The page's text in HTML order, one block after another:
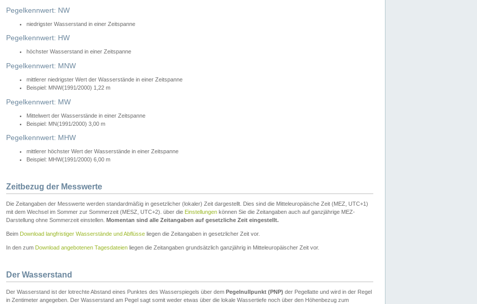
Pegelkennwert: NW
niedrigster Wasserstand in einer Zeitspanne
Pegelkennwert: HW
höchster Wasserstand in einer Zeitspanne
Pegelkennwert: MNW
mittlerer niedrigster Wert der Wasserstände in einer Zeitspanne
Beispiel: MNW(1991/2000) 1,22 m
Pegelkennwert: MW
Mittelwert der Wasserstände in einer Zeitspanne
Beispiel: MN(1991/2000) 3,00 m
Pegelkennwert: MHW
mittlerer höchster Wert der Wasserstände in einer Zeitspanne
Beispiel: MHW(1991/2000) 6,00 m
Zeitbezug der Messwerte
Die Zeitangaben der Messwerte werden standardmäßig in gesetzlicher (lokaler) Zeit dargestellt. Dies sind die Mitteleuropäische Zeit (MEZ, UTC+1)
mit dem Wechsel im Sommer zur Sommerzeit (MESZ, UTC+2). über die Einstellungen können Sie die Zeitangaben auch auf ganzjährige MEZ-
Darstellung ohne Sommerzeit einstellen. Momentan sind alle Zeitangaben auf gesetzliche Zeit eingestellt.
Beim Download langfristiger Wasserstände und Abflüsse liegen die Zeitangaben in gesetzlicher Zeit vor.
In den zum Download angebotenen Tagesdateien liegen die Zeitangaben grundsätzlich ganzjährig in Mitteleuropäischer Zeit vor.
Der Wasserstand
Der Wasserstand ist der lotrechte Abstand eines Punktes des Wasserspiegels über dem Pegelnullpunkt (PNP) der Pegellatte und wird in der Regel
in Zentimeter angegeben. Der Wasserstand am Pegel sagt somit weder etwas über die lokale Wassertiefe noch über den Höhenbezug zum